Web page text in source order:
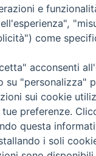
PER IL TUO AIUTO
per la
Diocesi di Vittorio
Policy
e
come
acconsenti
su "personalizza"
sui cookie
preferenze.
questa
i soli